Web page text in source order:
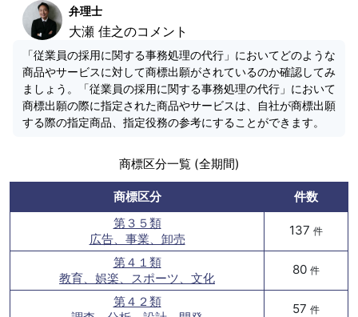
弁理士
大瀬 佳之のコメント
「従業員の採用に関する事務処理の代行」においてどのような
商品やサービスに対して商標出願がされているのか確認してみ
ましょう。「従業員の採用に関する事務処理の代行」において
商標出願の際に指定された商品やサービスは、自社が商標出願
する際の指定商品、指定役務の参考にすることができます。
商標区分一覧 (全期間)
商標区分
件数
第３５類
広告、事業、卸売
137 件
第４１類
教育、娯楽、スポーツ、文化
80 件
第４２類
57 件